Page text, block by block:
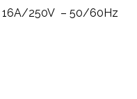
16A/250V – 50/60Hz